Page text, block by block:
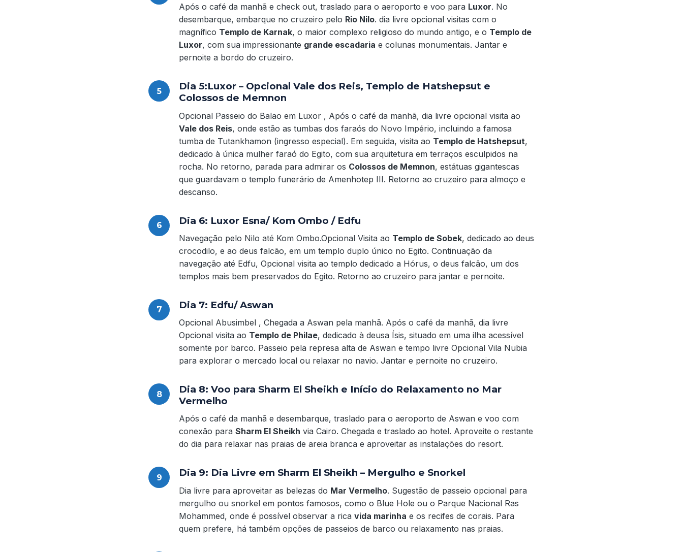
Após o café da manhã e check out, traslado para o aeroporto e voo para Luxor. No
desembarque, embarque no cruzeiro pelo Rio Nilo. dia livre opcional visitas com o
magnífico Templo de Karnak, o maior complexo religioso do mundo antigo, e o Templo de
Luxor, com sua impressionante grande escadaria e colunas monumentais. Jantar e
pernoite a bordo do cruzeiro.
Dia 5:Luxor – Opcional Vale dos Reis, Templo de Hatshepsut e
Colossos de Memnon
Opcional Passeio do Balao em Luxor , Após o café da manhã, dia livre opcional visita ao
Vale dos Reis, onde estão as tumbas dos faraós do Novo Império, incluindo a famosa
tumba de Tutankhamon (ingresso especial). Em seguida, visita ao Templo de Hatshepsut,
dedicado à única mulher faraó do Egito, com sua arquitetura em terraços esculpidos na
rocha. No retorno, parada para admirar os Colossos de Memnon, estátuas gigantescas
que guardavam o templo funerário de Amenhotep III. Retorno ao cruzeiro para almoço e
descanso.
Dia 6: Luxor Esna/ Kom Ombo / Edfu
Navegação pelo Nilo até Kom Ombo.Opcional Visita ao Templo de Sobek, dedicado ao deus
crocodilo, e ao deus falcão, em um templo duplo único no Egito. Continuação da
navegação até Edfu, Opcional visita ao templo dedicado a Hórus, o deus falcão, um dos
templos mais bem preservados do Egito. Retorno ao cruzeiro para jantar e pernoite.
Dia 7: Edfu/ Aswan
Opcional Abusimbel , Chegada a Aswan pela manhã. Após o café da manhã, dia livre
Opcional visita ao Templo de Philae, dedicado à deusa Ísis, situado em uma ilha acessível
somente por barco. Passeio pela represa alta de Aswan e tempo livre Opcional Vila Nubia
para explorar o mercado local ou relaxar no navio. Jantar e pernoite no cruzeiro.
Dia 8: Voo para Sharm El Sheikh e Início do Relaxamento no Mar
Vermelho
Após o café da manhã e desembarque, traslado para o aeroporto de Aswan e voo com
conexão para Sharm El Sheikh via Cairo. Chegada e traslado ao hotel. Aproveite o restante
do dia para relaxar nas praias de areia branca e aproveitar as instalações do resort.
Dia 9: Dia Livre em Sharm El Sheikh – Mergulho e Snorkel
Dia livre para aproveitar as belezas do Mar Vermelho. Sugestão de passeio opcional para
mergulho ou snorkel em pontos famosos, como o Blue Hole ou o Parque Nacional Ras
Mohammed, onde é possível observar a rica vida marinha e os recifes de corais. Para
quem prefere, há também opções de passeios de barco ou relaxamento nas praias.